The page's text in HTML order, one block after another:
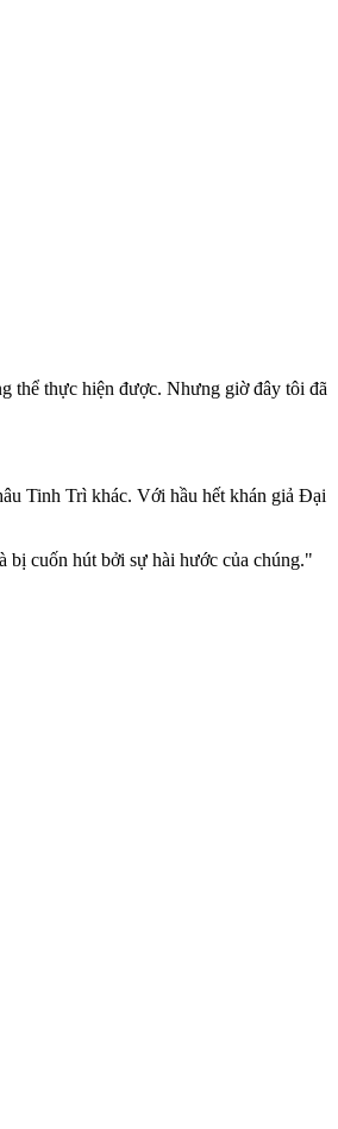
thể thực hiện được. Nhưng giờ đây tôi đã
Tinh Trì khác. Với hầu hết khán giả Đại
bị cuốn hút bởi sự hài hước của chúng."